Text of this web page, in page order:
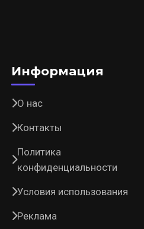
Информация
О нас
Контакты
Политика
конфиденциальности
Условия использования
Реклама